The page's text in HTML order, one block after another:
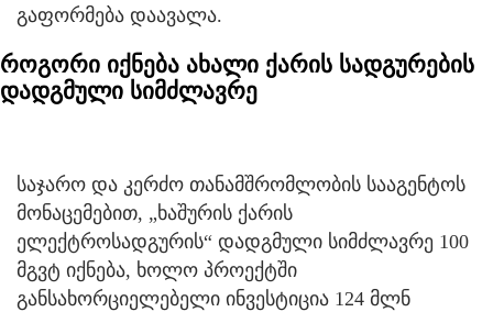
გაფორმება დაავალა.
როგორი იქნება ახალი ქარის სადგურების
დადგმული სიმძლავრე
საჯარო და კერძო თანამშრომლობის სააგენტოს
მონაცემებით, „ხაშურის ქარის
ელექტროსადგურის“ დადგმული სიმძლავრე 100
მგვტ იქნება, ხოლო პროექტში
განსახორციელებელი ინვესტიცია 124 მლნ